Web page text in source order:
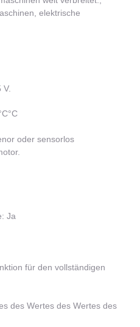
elektrische
V.
°C
oder sensorlos
Ja
für den vollständigen
des Wertes des Wertes des